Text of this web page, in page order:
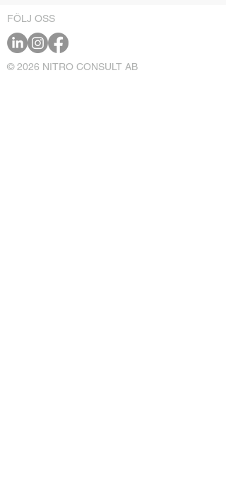
FÖLJ OSS
© 2026 NITRO CONSULT AB